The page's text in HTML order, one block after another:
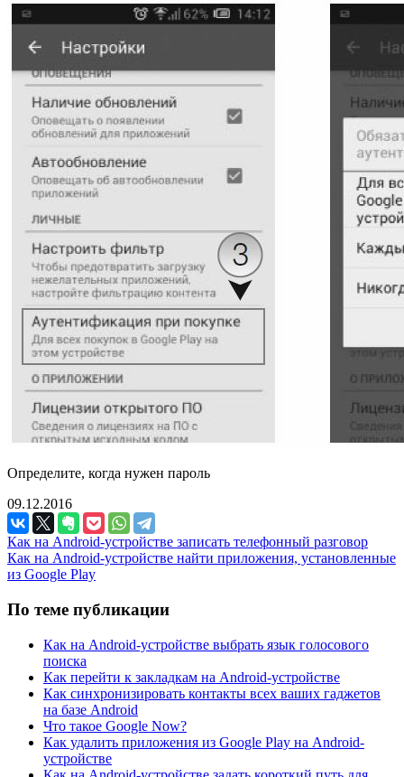
Определите, когда нужен пароль
09.12.2016
Как на Android-устройстве записать телефонный разговор
Как на Android-устройстве найти приложения, установленные
из Google Play
По теме публикации
Как на Android-устройстве выбрать язык голосового
поиска
Как перейти к закладкам на Android-устройстве
Как синхронизировать контакты всех ваших гаджетов
на базе Android
Что такое Google Now?
Как удалить приложения из Google Play на Android-
устройстве